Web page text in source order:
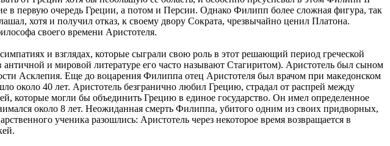
первую очередь Греции, а потом и Персии. Однако Филипп более сложная фигура, так
хотя и получил отказ, к своему двору Сократа, чрез­вычайно ценил Платона.
своего времени Аристотеля.
и взглядах, которые сыграли свою роль в этот решающий период греческой
и мировой литературе его часто называют Стагиритом). Аристотель был сыном
Асклепия. Еще до воцарения Филиппа отец Аристотеля был врачом при македонском
40 лет. Аристотель безгранично любил Грецию, страдал от распрей между
которые могли бы объединить Грецию в единое государство. Он имел определенное
около 8 лет. Неожиданная смерть Филиппа, убитого одним из своих придворных,
ученика разошлись: Аристотель через некоторое время возвращается в